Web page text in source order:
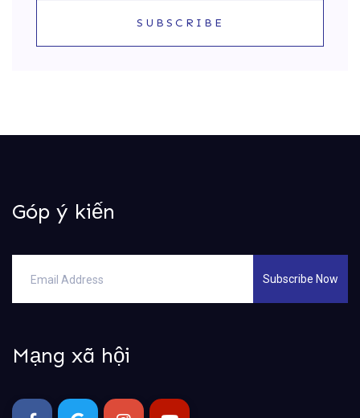
SUBSCRIBE
Góp ý kiến
Subscribe Now
Mạng xã hội